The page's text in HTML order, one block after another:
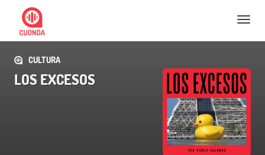
Nav
CULTURA
LOS EXCESOS